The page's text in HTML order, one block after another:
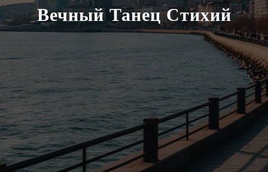
Вечный Танец Стихий